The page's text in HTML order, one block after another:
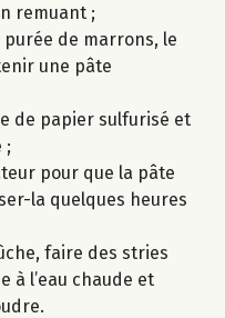
remuant ;
de marrons, le
une pâte
de papier sulfurisé et
;
pour que la pâte
la quelques heures
faire des stries
à l’eau chaude et